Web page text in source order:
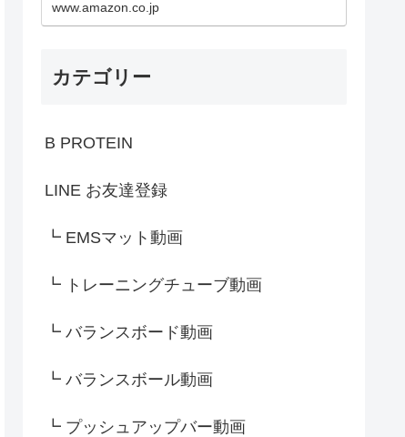
www.amazon.co.jp
カテゴリー
B PROTEIN
LINE お友達登録
┗ EMSマット動画
┗ トレーニングチューブ動画
┗ バランスボード動画
┗ バランスボール動画
┗ プッシュアップバー動画